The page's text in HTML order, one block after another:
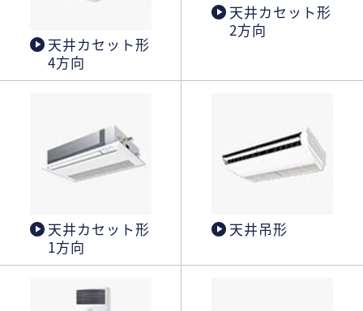
天井カセット形
4方向
天井カセット形
2方向
天井カセット形
1方向
天井吊形